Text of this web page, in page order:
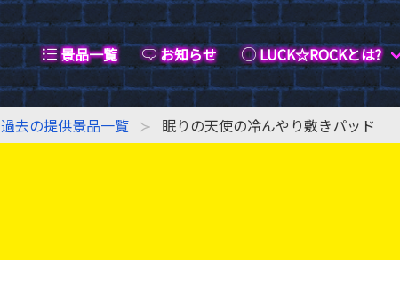
景品一覧 お知らせ LUCK☆ROCKとは?
過去の提供景品一覧 眠りの天使の冷んやり敷きパッド